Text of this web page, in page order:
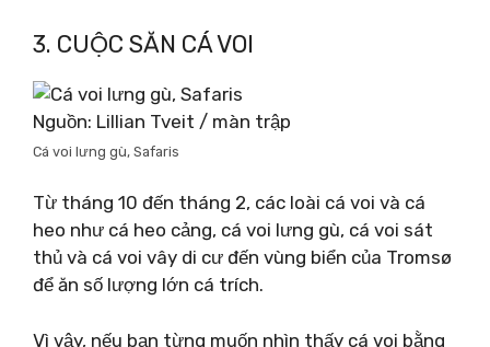
3. CUỘC SĂN CÁ VOI
Nguồn: Lillian Tveit / màn trập
Cá voi lưng gù, Safaris
Từ tháng 10 đến tháng 2, các loài cá voi và cá
heo như cá heo cảng, cá voi lưng gù, cá voi sát
thủ và cá voi vây di cư đến vùng biển của Tromsø
để ăn số lượng lớn cá trích.
Vì vậy, nếu bạn từng muốn nhìn thấy cá voi bằng